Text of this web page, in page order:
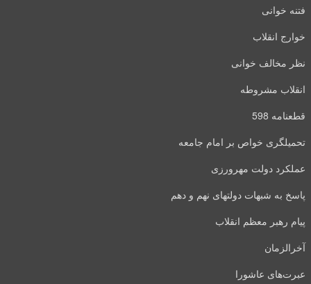
فتنه خوانی
خوارج انقلاب
نظر مخالف خوانی
انقلاب مشروطه
قطعنامه 598
تحمیلگری خواص بر امام جامعه
عملکرد دولت مهرورزی
پاسخ به شبهات دولتهای نهم و دهم
پیام رهبر معظم انقلاب
آخرالزمان
عبرت‌های عاشورا